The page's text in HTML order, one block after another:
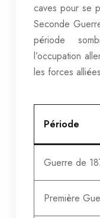
caves pour se
Seconde
période
l’occupation
les forces
Période
Guerre de
Première